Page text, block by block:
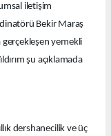
iletişim
Bekir Maraş
gerçekleşen yemekli
şu açıklamada
dershanecilik ve üç